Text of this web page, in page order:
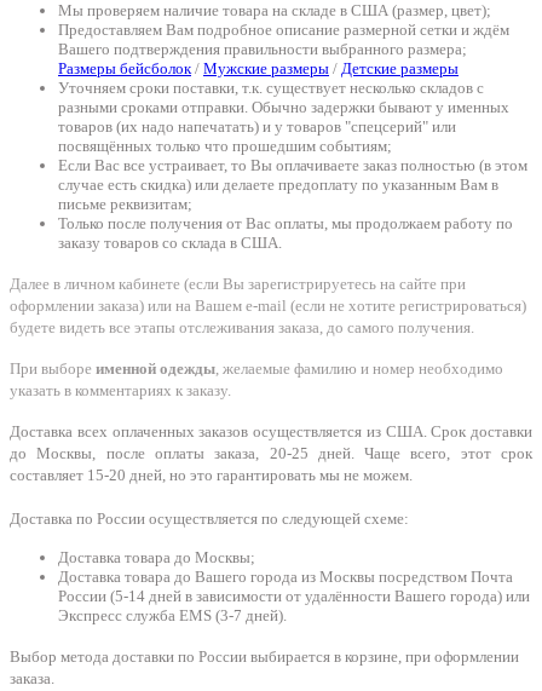
Мы проверяем наличие товара на складе в США (размер, цвет);
Предоставляем Вам подробное описание размерной сетки и ждём
Вашего подтверждения правильности выбранного размера;
Размеры бейсболок/ Мужские размеры / Детские размеры
Уточняем сроки поставки, т.к. существует несколько складов с
разными сроками отправки. Обычно задержки бывают у именных
товаров (их надо напечатать) и у товаров "спецсерий" или
посвящённых только что прошедшим событиям;
Если Вас все устраивает, то Вы оплачиваете заказ полностью (в этом
случае есть скидка) или делаете предоплату по указанным Вам в
письме реквизитам;
Только после получения от Вас оплаты, мы продолжаем работу по
заказу товаров со склада в США.
Далее в личном кабинете (если Вы зарегистрируетесь на сайте при
оформлении заказа) или на Вашем e-mail (если не хотите регистрироваться)
будете видеть все этапы отслеживания заказа, до самого получения.
При выборе именной одежды, желаемые фамилию и номер необходимо
указать в комментариях к заказу.
Доставка всех оплаченных заказов осуществляется из США. Срок доставки
до Москвы, после оплаты заказа, 20-25 дней. Чаще всего, этот срок
составляет 15-20 дней, но это гарантировать мы не можем.
Доставка по России осуществляется по следующей схеме:
Доставка товара до Москвы;
Доставка товара до Вашего города из Москвы посредством Почта
России (5-14 дней в зависимости от удалённости Вашего города) или
Экспресс служба EMS (3-7 дней).
Выбор метода доставки по России выбирается в корзине, при оформлении
заказа.